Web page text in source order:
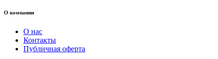
О компании
О нас
Контакты
Публичная оферта